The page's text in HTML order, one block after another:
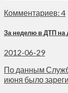
Комментариев: 4
За неделю в ДТП на
2012-06-29
По данным
июня было